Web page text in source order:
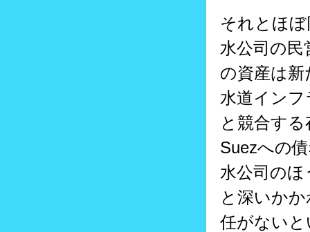
それとほ
水公司の民
の資産は
水道イン
と競合す
Suezへの
水公司の
と深いか
任がない